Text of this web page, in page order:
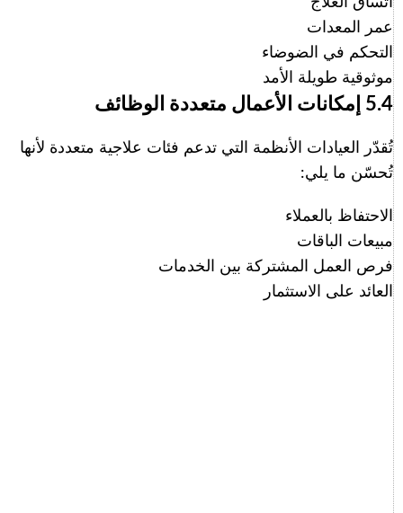
عمر المعدات
التحكم في الضوضاء
موثوقية طويلة الأمد
5.4 إمكانات الأعمال متعددة الوظائف
تُقدّر العيادات الأنظمة التي تدعم فئات علاجية متعددة لأنها
تُحسّن ما يلي:
الاحتفاظ بالعملاء
مبيعات الباقات
فرص العمل المشتركة بين الخدمات
العائد على الاستثمار